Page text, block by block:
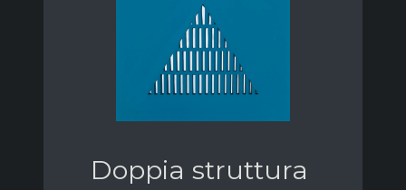
Doppia struttura